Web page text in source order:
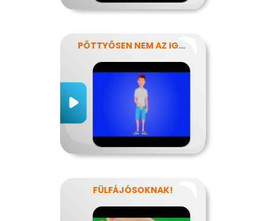
PÖTTYÖSEN NEM AZ IGAZI
FÜLFÁJÓSOKNAK!